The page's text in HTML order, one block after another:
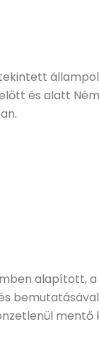
és alatt
alapított,